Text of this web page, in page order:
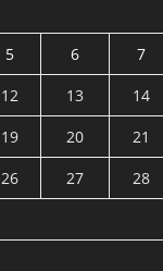
5 6 7
12 13 14
19 20 21
26 27 28